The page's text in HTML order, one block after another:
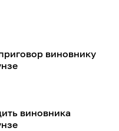
виновнику
виновника